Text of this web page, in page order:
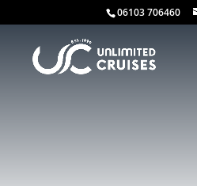
06103 706460